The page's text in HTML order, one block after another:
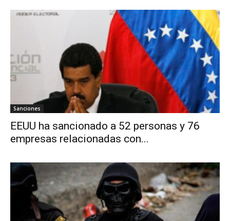
Sanciones
EEUU ha sancionado a 52 personas y 76
empresas relacionadas con...